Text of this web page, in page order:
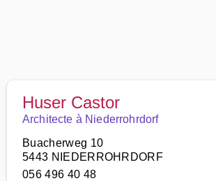
Huser Castor
Architecte à Niederrohrdorf
Buacherweg 10
5443 NIEDERROHRDORF
056 496 40 48